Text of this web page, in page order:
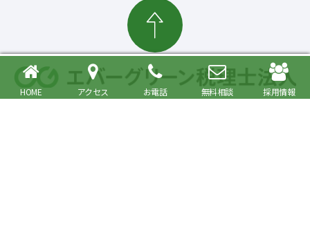
HOME アクセス お電話 無料相談 採用情報